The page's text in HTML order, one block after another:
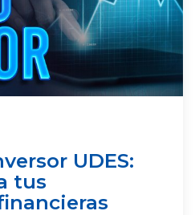
UDES:
tus